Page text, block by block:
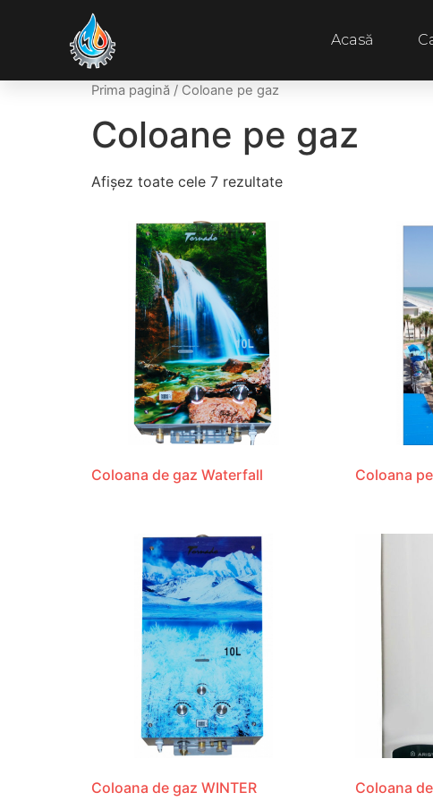
Acasă
Prima pagină / Coloane pe gaz
Coloane pe gaz
Afișez toate cele 7 rezultate
Coloana de gaz Waterfall Coloana
Coloana de gaz WINTER Coloana